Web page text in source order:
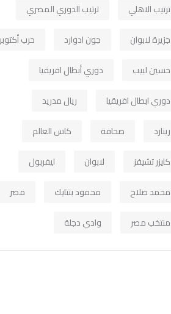
ترتيب الاهلي
ترتيب الدوري المصري
جزيرة لابوان
جون ادوارد
حرب أكتوبر
حسين لبيب
دوري أبطال افريقيا
دوري ابطال افريقيا
ريال مدريد
رينارد
صحافة
كاس العالم
كايزر تشيفز
لابوان
ليفربول
محمد صلاح
محمود بنتايك
مصر
منتخب مصر
وادي دجلة